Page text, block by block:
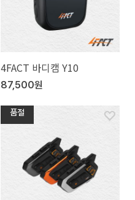
4FACT 바디캠 Y10
87,500원
품절